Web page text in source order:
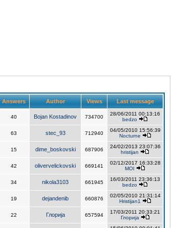
Answers Author Views Last message
40 Bojan Kostadinov 734700
28/06/2011 00:13:16
bedzo
63 stec_93 712940
04/05/2010 15:56:39
Nocturne
15 dime_boskovski 687906
24/02/2013 23:07:36
hristijan
42 olivervelickovski 669141
02/12/2017 16:33:28
MOI
34 nikola3103 661945
16/03/2011 23:36:13
bedzo
19 dejandenib 660876
02/05/2010 21:31:14
Hristijan1
22 Глорија 657594
17/03/2011 20:33:21
Глорија